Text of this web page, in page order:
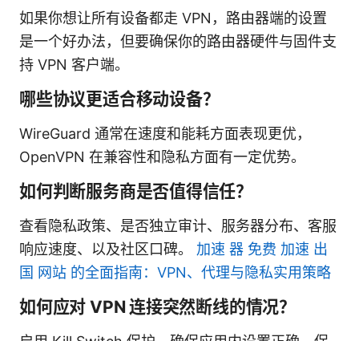
如果你想让所有设备都走 VPN，路由器端的设置
是一个好办法，但要确保你的路由器硬件与固件支
持 VPN 客户端。
哪些协议更适合移动设备？
WireGuard 通常在速度和能耗方面表现更优，
OpenVPN 在兼容性和隐私方面有一定优势。
如何判断服务商是否值得信任？
查看隐私政策、是否独立审计、服务器分布、客服
响应速度、以及社区口碑。 加速 器 免费 加速 出
国 网站 的全面指南：VPN、代理与隐私实用策略
如何应对 VPN 连接突然断线的情况？